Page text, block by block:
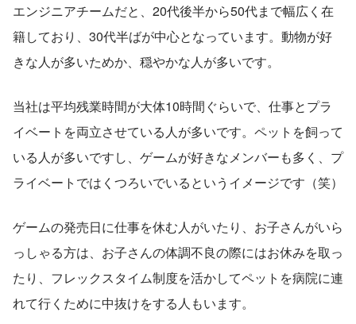
エンジニアチームだと、20代後半から50代まで幅広く在
籍しており、30代半ばが中心となっています。動物が好
きな人が多いためか、穏やかな人が多いです。
当社は平均残業時間が大体10時間ぐらいで、仕事とプラ
イベートを両立させている人が多いです。ペットを飼って
いる人が多いですし、ゲームが好きなメンバーも多く、プ
ライベートではくつろいでいるというイメージです（笑）
ゲームの発売日に仕事を休む人がいたり、お子さんがいら
っしゃる方は、お子さんの体調不良の際にはお休みを取っ
たり、フレックスタイム制度を活かしてペットを病院に連
れて行くために中抜けをする人もいます。